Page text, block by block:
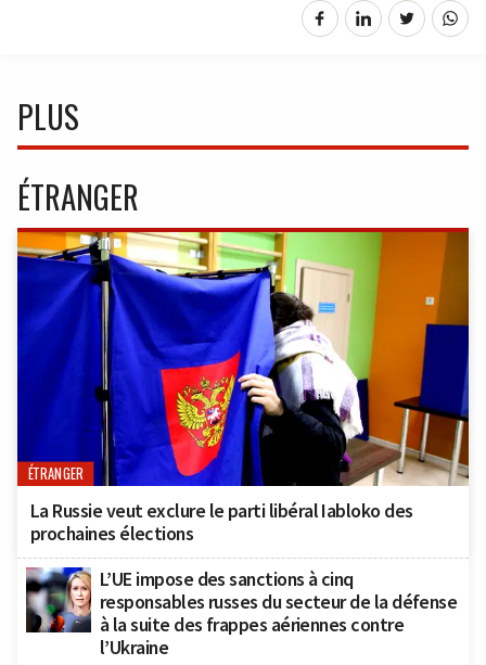
PLUS
ÉTRANGER
ÉTRANGER
La Russie veut exclure le parti libéral Iabloko des
prochaines élections
L’UE impose des sanctions à cinq
responsables russes du secteur de la défense
à la suite des frappes aériennes contre
l’Ukraine